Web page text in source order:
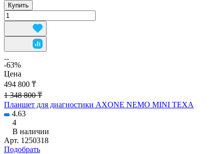
Купить
-63%
Цена
494 800 ₸
1 348 800 ₸
Планшет для диагностики AXONE NEMO MINI TEXA
4.63
4
В наличии
Арт. 1250318
Подобрать